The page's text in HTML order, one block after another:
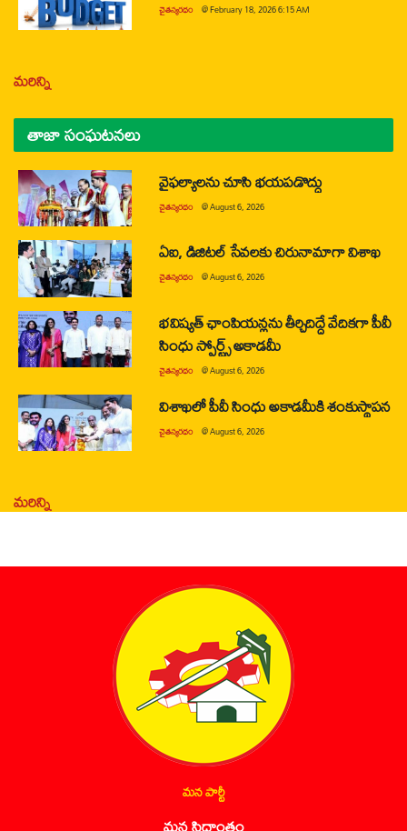
చైతన్యరధం @February 18, 2026 6:15 AM
మరిన్ని
తాజా సంఘటనలు
వైఫల్యాలను చూసి భయపడొద్దు
చైతన్యరధం @August 6, 2026
ఏఐ, డిజిటల్ సేవలకు చిరునామాగా విశాఖ
చైతన్యరధం @August 6, 2026
భవిష్యత్ ఛాంపియన్లను తీర్చిదిద్దే వేదికగా పీవీ
సింధు స్పోర్ట్స్ అకాడమీ
చైతన్యరధం @August 6, 2026
విశాఖలో పీవీ సింధు అకాడమీకి శంకుస్థాపన
చైతన్యరధం @August 6, 2026
మరిన్ని
మన పార్టీ